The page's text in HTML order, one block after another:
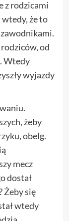
z rodzicami
że to
rodziców, od
Wtedy
wyjazdy
żeby
obelg.
mecz
dostał
Żeby się
wtedy